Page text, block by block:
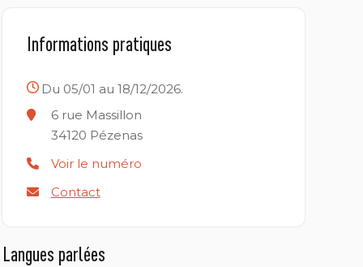
Informations pratiques
Du 05/01 au 18/12/2026.
6 rue Massillon
34120 Pézenas
Voir le numéro
Contact
Langues parlées